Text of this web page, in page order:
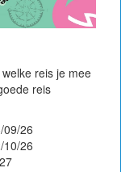
reis je mee
reis
09/26
10/26